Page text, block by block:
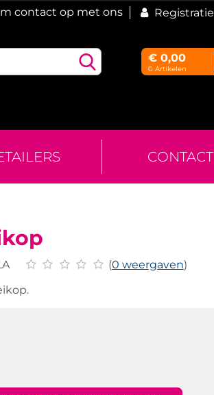
€ 0,00
0 Artikelen
Registratie
contact op met ons
CONTACT
(0 weergaven)